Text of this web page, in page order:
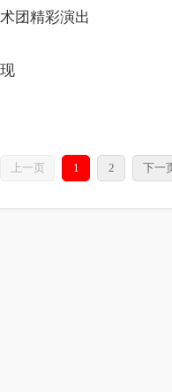
团精彩演出
上一页 1 2 下一